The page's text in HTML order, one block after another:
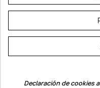
La página dispone de código
Declaración de cookies